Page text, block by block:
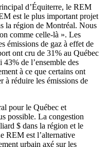
d’Équiterre, le REM
est le plus important projet
la région de Montréal. Nous
comme celle-là ». Les
émissions de gaz à effet de
ont cru de 31% au Québec
de l’ensemble des
à ce que certains ont
à réduire les émissions de
pour le Québec et
possible. La congestion
$ dans la région et le
REM est l’alternative
urbain axé sur les